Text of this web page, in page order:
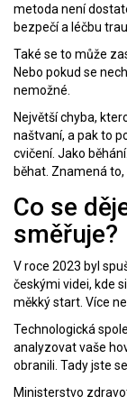
metoda není
bezpečí a léčbu
Také se to může
Nebo pokud se
nemožné.
Největší chyba,
naštvaní, a pak to
cvičení. Jako
běhat. Znamená
Co se
směřuje?
V roce 2023 byl
českými videi, kde
měkký start. Více
Technologická
analyzovat vaše
obranili. Tady jste
Ministerstvo